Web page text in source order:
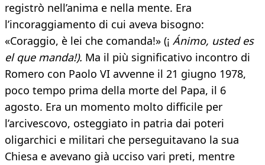
registrò nell’anima e nella mente. Era
l’incoraggiamento di cui aveva bisogno:
«Coraggio, è lei che comanda!» (¡ Ánimo, usted es
el que manda!). Ma il più significativo incontro di
Romero con Paolo VI avvenne il 21 giugno 1978,
poco tempo prima della morte del Papa, il 6
agosto. Era un momento molto difficile per
l’arcivescovo, osteggiato in patria dai poteri
oligarchici e militari che perseguitavano la sua
Chiesa e avevano già ucciso vari preti, mentre